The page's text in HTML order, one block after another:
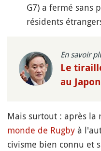
G7) a fermé sans
résidents
En savoir
Le
au
Mais surtout : après la
monde de Rugby à
civisme bien connu et